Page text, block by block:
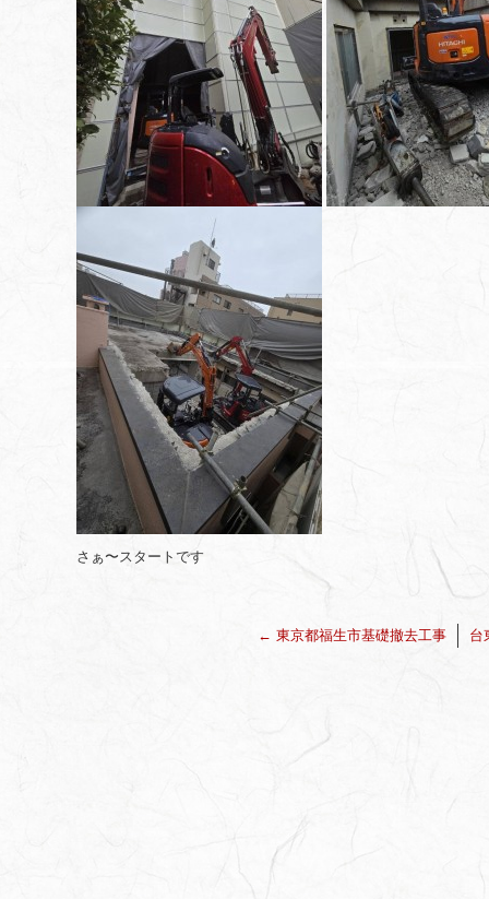
さぁ〜スタートです
← 東京都福生市基礎撤去工事 台